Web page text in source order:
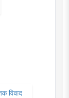
विवाद